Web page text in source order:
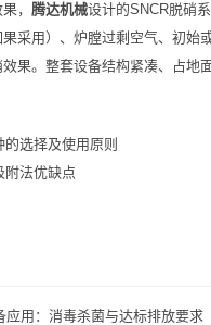
， 腾达机械设计的SNCR脱硝
采用）、炉膛过剩空气、初始
果。整套设备结构紧凑、占地
的选择及使用原则
附法优缺点
应用：消毒杀菌与达标排放要求